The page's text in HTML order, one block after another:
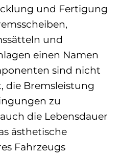
und Fertigung
und
einen Namen
sind nicht
die Bremsleistung
zu
die Lebensdauer
ästhetische
Fahrzeugs